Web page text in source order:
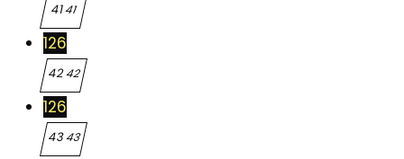
4141
126
4242
126
4343